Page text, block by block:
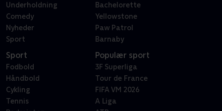
Underholdning
Comedy
Nyheder
Sport
Bachelorette
Yellowstone
Paw Patrol
Barnaby
Sport
Fodbold
Håndbold
Cykling
Tennis
Populær sport
3F Superliga
Tour de France
FIFA VM 2026
A Liga